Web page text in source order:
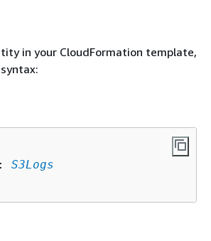
in your CloudFormation template,
S3Logs